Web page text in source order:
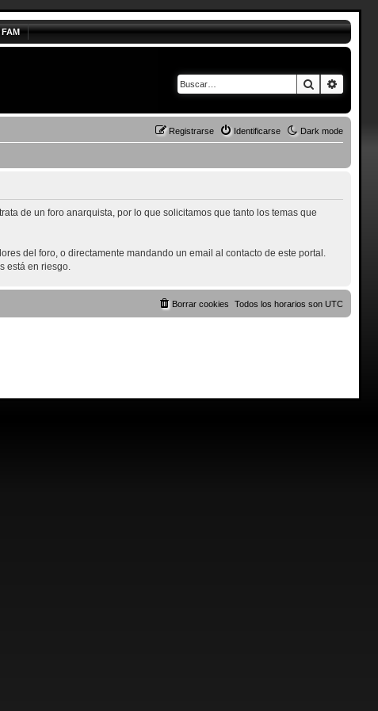
Buscar
Dark mode
Identificarse
Registrarse
de un foro anarquista, por lo que solicitamos que tanto los temas que
del foro, o directamente mandando un email al contacto de este portal.
está en riesgo.
Todos los horarios sonUTC
Borrar cookies